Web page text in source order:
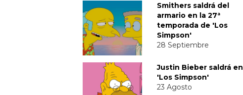
Smithers saldrá del
armario en la 27ª
temporada de 'Los
Simpson'
28 Septiembre
Justin Bieber saldrá en
'Los Simpson'
23 Agosto